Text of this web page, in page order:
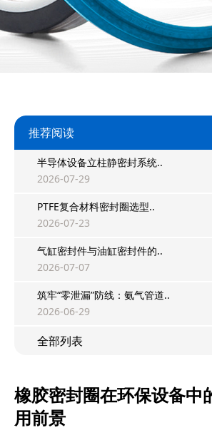
推荐阅读
半导体设备立柱静密封系统..
2026-07-29
PTFE复合材料密封圈选型..
2026-07-23
气缸密封件与油缸密封件的..
2026-07-07
筑牢“零泄漏”防线：氨气管道..
2026-06-29
全部列表
橡胶密封圈在环保设备中
用前景